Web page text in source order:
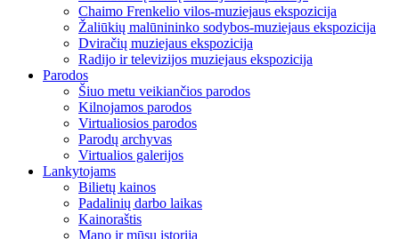
Chaimo Frenkelio vilos-muziejaus ekspozicija
Žaliūkių malūnininko sodybos-muziejaus ekspozicija
Dviračių muziejaus ekspozicija
Radijo ir televizijos muziejaus ekspozicija
Parodos
Šiuo metu veikiančios parodos
Kilnojamos parodos
Virtualiosios parodos
Parodų archyvas
Virtualios galerijos
Lankytojams
Bilietų kainos
Padalinių darbo laikas
Kainoraštis
Mano ir mūsų istorija